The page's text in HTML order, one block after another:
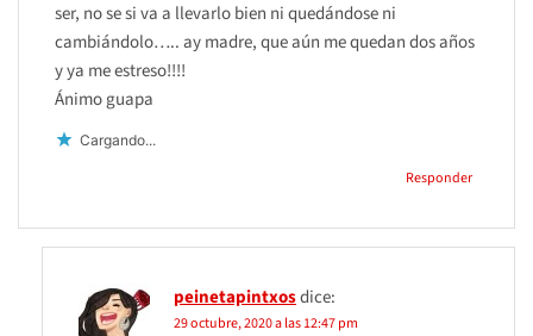
ser, no se si va a llevarlo bien ni quedándose ni
cambiándolo….. ay madre, que aún me quedan dos años
y ya me estreso!!!!
Ánimo guapa
Cargando...
Responder
peinetapintxosdice:
29 octubre, 2020 a las 12:47 pm